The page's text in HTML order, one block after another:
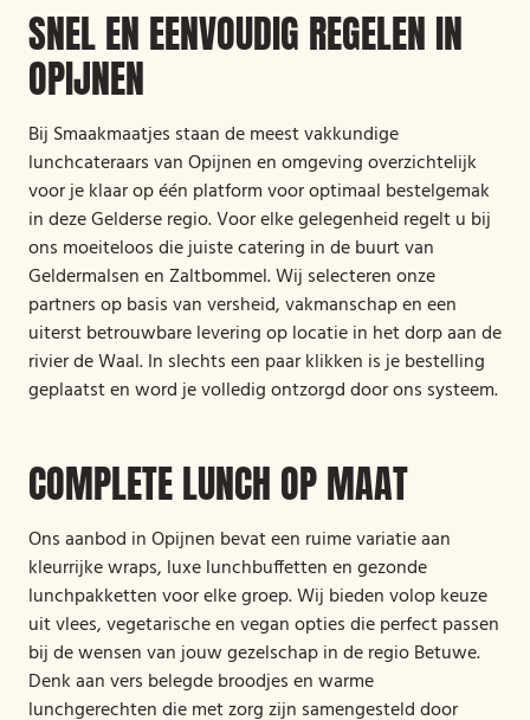
SNEL EN EENVOUDIG REGELEN IN
OPIJNEN
Bij Smaakmaatjes staan de meest vakkundige
lunchcateraars van Opijnen en omgeving overzichtelijk
voor je klaar op één platform voor optimaal bestelgemak
in deze Gelderse regio. Voor elke gelegenheid regelt u bij
ons moeiteloos die juiste catering in de buurt van
Geldermalsen en Zaltbommel. Wij selecteren onze
partners op basis van versheid, vakmanschap en een
uiterst betrouwbare levering op locatie in het dorp aan de
rivier de Waal. In slechts een paar klikken is je bestelling
geplaatst en word je volledig ontzorgd door ons systeem.
COMPLETE LUNCH OP MAAT
Ons aanbod in Opijnen bevat een ruime variatie aan
kleurrijke wraps, luxe lunchbuffetten en gezonde
lunchpakketten voor elke groep. Wij bieden volop keuze
uit vlees, vegetarische en vegan opties die perfect passen
bij de wensen van jouw gezelschap in de regio Betuwe.
Denk aan vers belegde broodjes en warme
lunchgerechten die met zorg zijn samengesteld door